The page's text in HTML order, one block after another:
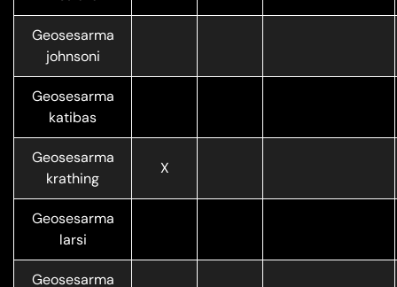
Geosesarma
johnsoni
Geosesarma
katibas
Geosesarma
krathing
X
Geosesarma
larsi
Geosesarma